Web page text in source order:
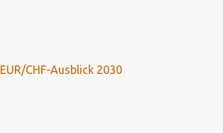
EUR/CHF-Ausblick 2030